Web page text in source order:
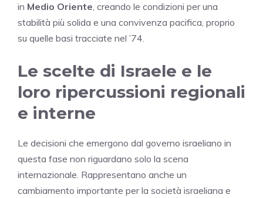
in Medio Oriente, creando le condizioni per una
stabilità più solida e una convivenza pacifica, proprio
su quelle basi tracciate nel ’74.
Le scelte di Israele e le
loro ripercussioni regionali
e interne
Le decisioni che emergono dal governo israeliano in
questa fase non riguardano solo la scena
internazionale. Rappresentano anche un
cambiamento importante per la società israeliana e